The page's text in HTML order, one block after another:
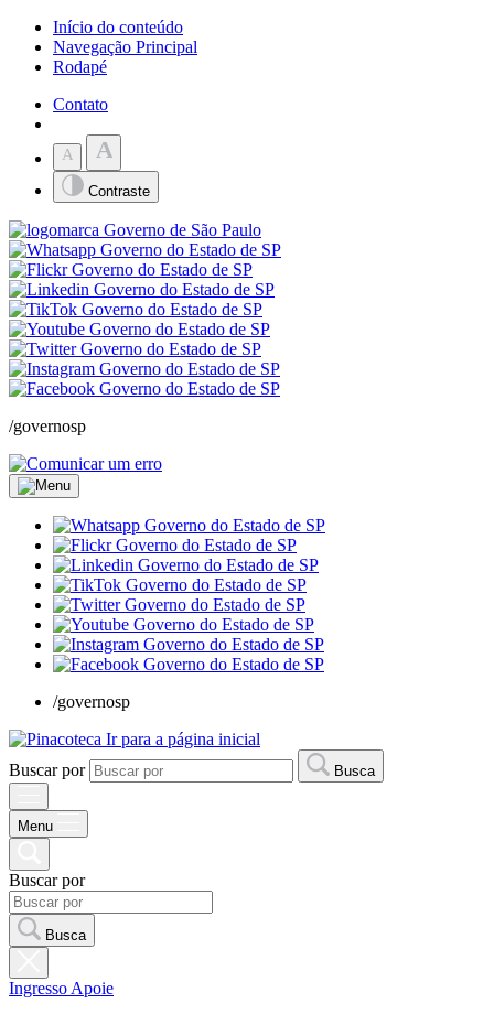
Início do conteúdo
Navegação Principal
Rodapé
Contato
A A
Contraste
/governosp
/governosp
Ir para a página inicial
Buscar por
Busca
Menu
Buscar por
Busca
Ingresso Apoie